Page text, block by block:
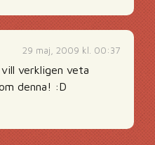
29 maj, 2009 kl. 00:37
vill verkligen veta
denna! :D